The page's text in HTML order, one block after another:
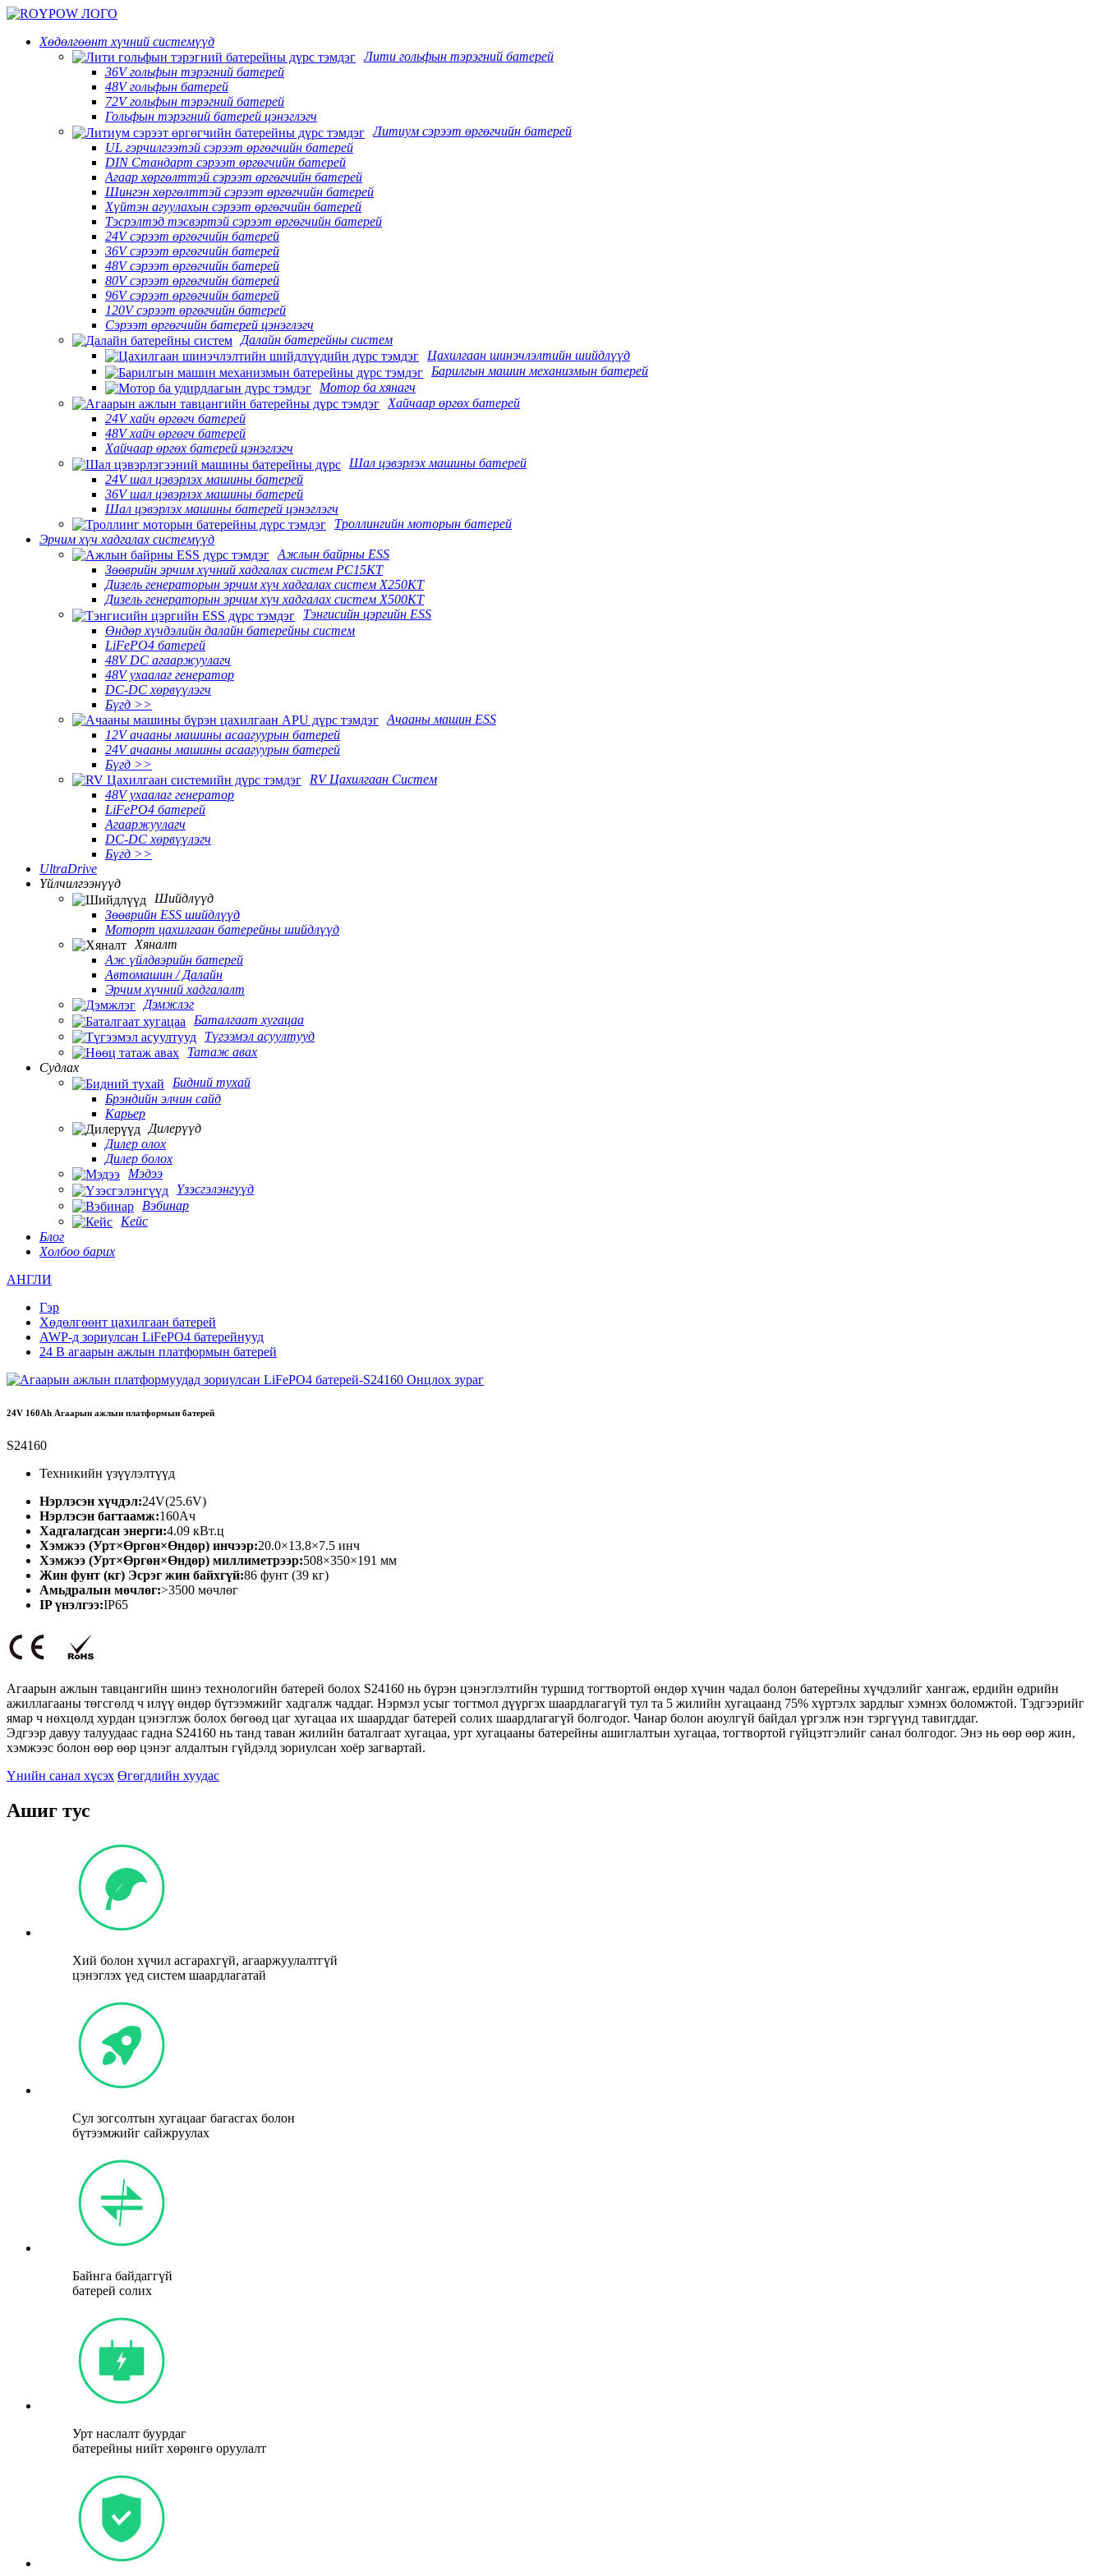
Хөдөлгөөнт хүчний системүүд
Лити гольфын тэрэгний батерей
36V гольфын тэрэгний батерей
48V гольфын батерей
72V гольфын тэрэгний батерей
Гольфын тэрэгний батерей цэнэглэгч
Литиум сэрээт өргөгчийн батерей
UL гэрчилгээтэй сэрээт өргөгчийн батерей
DIN Стандарт сэрээт өргөгчийн батерей
Агаар хөргөлттэй сэрээт өргөгчийн батерей
Шингэн хөргөлттэй сэрээт өргөгчийн батерей
Хүйтэн агуулахын сэрээт өргөгчийн батерей
Тэсрэлтэд тэсвэртэй сэрээт өргөгчийн батерей
24V сэрээт өргөгчийн батерей
36V сэрээт өргөгчийн батерей
48V сэрээт өргөгчийн батерей
80V сэрээт өргөгчийн батерей
96V сэрээт өргөгчийн батерей
120V сэрээт өргөгчийн батерей
Сэрээт өргөгчийн батерей цэнэглэгч
Далайн батерейны систем
Цахилгаан шинэчлэлтийн шийдлүүд
Барилгын машин механизмын батерей
Мотор ба хянагч
Хайчаар өргөх батерей
24V хайч өргөгч батерей
48V хайч өргөгч батерей
Хайчаар өргөх батерей цэнэглэгч
Шал цэвэрлэх машины батерей
24V шал цэвэрлэх машины батерей
36V шал цэвэрлэх машины батерей
Шал цэвэрлэх машины батерей цэнэглэгч
Троллингийн моторын батерей
Эрчим хүч хадгалах системүүд
Ажлын байрны ESS
Зөөврийн эрчим хүчний хадгалах систем PC15KT
Дизель генераторын эрчим хүч хадгалах систем X250KT
Дизель генераторын эрчим хүч хадгалах систем X500KT
Тэнгисийн цэргийн ESS
Өндөр хүчдэлийн далайн батерейны систем
LiFePO4 батерей
48V DC агааржуулагч
48V ухаалаг генератор
DC-DC хөрвүүлэгч
Бүгд >>
Ачааны машин ESS
12V ачааны машины асаагуурын батерей
24V ачааны машины асаагуурын батерей
Бүгд >>
RV Цахилгаан Систем
48V ухаалаг генератор
LiFePO4 батерей
Агааржуулагч
DC-DC хөрвүүлэгч
Бүгд >>
UltraDrive
Үйлчилгээнүүд
Шийдлүүд
Зөөврийн ESS шийдлүүд
Моторт цахилгаан батерейны шийдлүүд
Хяналт
Аж үйлдвэрийн батерей
Автомашин / Далайн
Эрчим хүчний хадгалалт
Дэмжлэг
Баталгаат хугацаа
Түгээмэл асуултууд
Татаж авах
Судлах
Бидний тухай
Брэндийн элчин сайд
Карьер
Дилерүүд
Дилер олох
Дилер болох
Мэдээ
Үзэсгэлэнгүүд
Вэбинар
Кейс
Блог
Холбоо барих
АНГЛИ
Гэр
Хөдөлгөөнт цахилгаан батерей
AWP-д зориулсан LiFePO4 батерейнууд
24 В агаарын ажлын платформын батерей
24V 160Ah Агаарын ажлын платформын батерей
S24160
Техникийн үзүүлэлтүүд
Нэрлэсэн хүчдэл:24V(25.6V)
Нэрлэсэн багтаамж:160Ач
Хадгалагдсан энерги:4.09 кВт.ц
Хэмжээ (Урт×Өргөн×Өндөр) инчээр:20.0×13.8×7.5 инч
Хэмжээ (Урт×Өргөн×Өндөр) миллиметрээр:508×350×191 мм
Жин фунт (кг) Эсрэг жин байхгүй:86 фунт (39 кг)
Амьдралын мөчлөг:>3500 мөчлөг
IP үнэлгээ:IP65
Агаарын ажлын тавцангийн шинэ технологийн батерей болох S24160 нь бүрэн цэнэглэлтийн туршид тогтвортой өндөр хүчин чадал болон батерейны хүчдэлийг хангаж, ердийн өдрийн
ажиллагааны төгсгөлд ч илүү өндөр бүтээмжийг хадгалж чаддаг. Нэрмэл усыг тогтмол дүүргэх шаардлагагүй тул та 5 жилийн хугацаанд 75% хүртэлх зардлыг хэмнэх боломжтой. Тэдгээрийг
ямар ч нөхцөлд хурдан цэнэглэж болох бөгөөд цаг хугацаа их шаарддаг батерей солих шаардлагагүй болгодог. Чанар болон аюулгүй байдал үргэлж нэн тэргүүнд тавигддаг.
Эдгээр давуу талуудаас гадна S24160 нь танд таван жилийн баталгаат хугацаа, урт хугацааны батерейны ашиглалтын хугацаа, тогтвортой гүйцэтгэлийг санал болгодог. Энэ нь өөр өөр жин,
хэмжээс болон өөр өөр цэнэг алдалтын гүйдэлд зориулсан хоёр загвартай.
Үнийн санал хүсэх Өгөгдлийн хуудас
Ашиг тус
Хий болон хүчил асгарахгүй, агааржуулалтгүй
цэнэглэх үед систем шаардлагатай
Сул зогсолтын хугацааг багасгах болон
бүтээмжийг сайжруулах
Байнга байдаггүй
батерей солих
Урт наслалт буурдаг
батерейны нийт хөрөнгө оруулалт